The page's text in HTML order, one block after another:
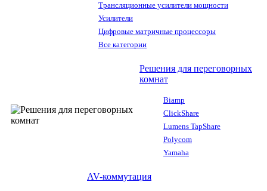
Трансляционные усилители мощности
Усилители
Цифровые матричные процессоры
Все категории
Решения для переговорных
комнат
Biamp
ClickShare
Lumens TapShare
Polycom
Yamaha
AV-коммутация